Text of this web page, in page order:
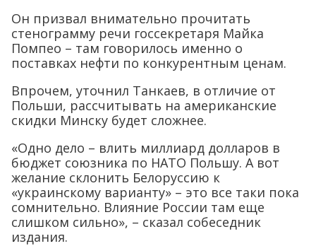
Он призвал внимательно прочитать
стенограмму речи госсекретаря Майка
Помпео – там говорилось именно о
поставках нефти по конкурентным ценам.
Впрочем, уточнил Танкаев, в отличие от
Польши, рассчитывать на американские
скидки Минску будет сложнее.
«Одно дело – влить миллиард долларов в
бюджет союзника по НАТО Польшу. А вот
желание склонить Белоруссию к
«украинскому варианту» – это все таки пока
сомнительно. Влияние России там еще
слишком сильно», – сказал собеседник
издания.